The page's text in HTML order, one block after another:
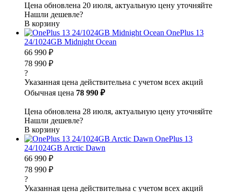
Цена обновлена 20 июля, актуальную цену уточняйте
Нашли дешевле?
В корзину
OnePlus 13
24/1024GB Midnight Ocean
66 990 ₽
78 990 ₽
?
Указанная цена действительна с учетом всех акций
Обычная цена 78 990 ₽
Цена обновлена 28 июля, актуальную цену уточняйте
Нашли дешевле?
В корзину
OnePlus 13
24/1024GB Arctic Dawn
66 990 ₽
78 990 ₽
?
Указанная цена действительна с учетом всех акций